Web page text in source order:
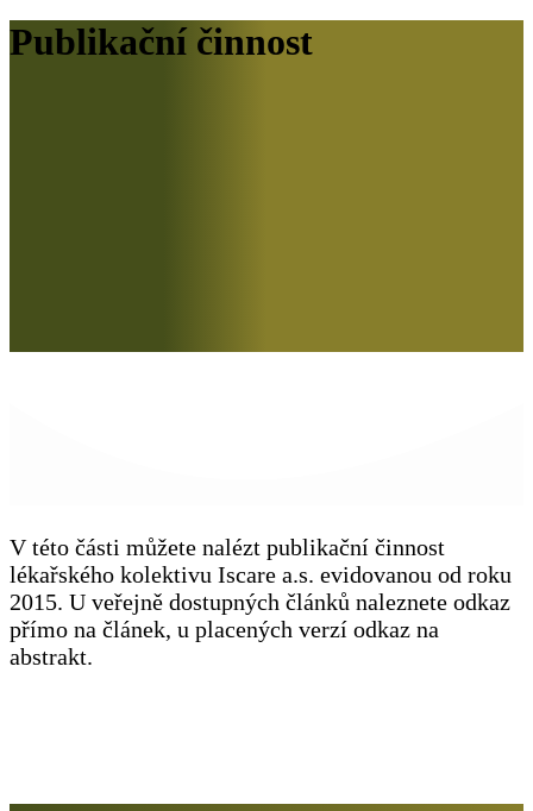
Publikační činnost
V této části můžete nalézt publikační činnost
lékařského kolektivu Iscare a.s. evidovanou od roku
2015. U veřejně dostupných článků naleznete odkaz
přímo na článek, u placených verzí odkaz na
abstrakt.